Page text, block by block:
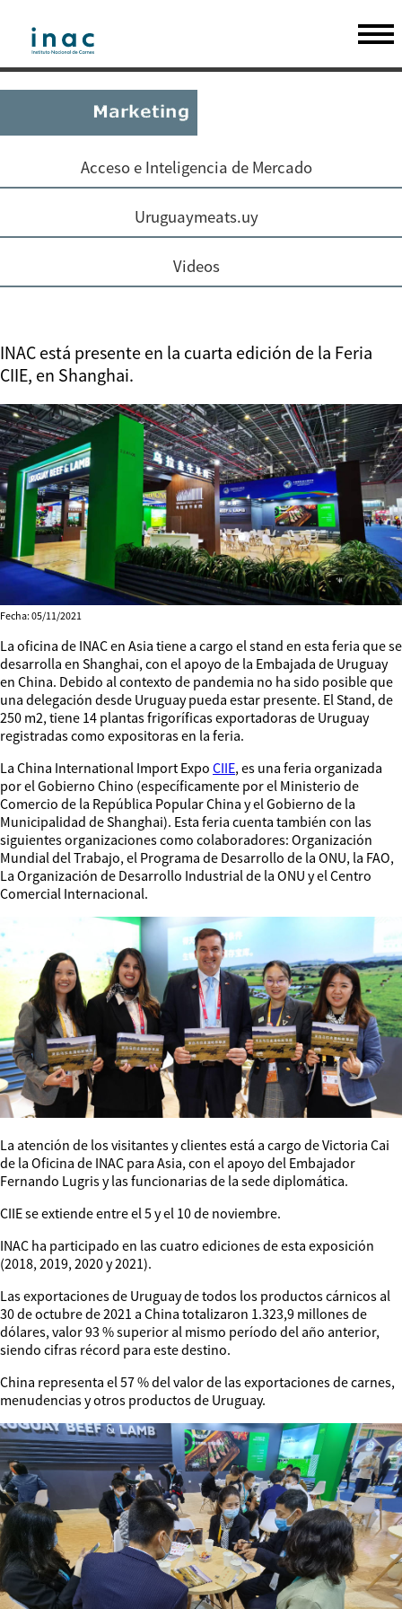
Acceso e Inteligencia de Mercado
Uruguaymeats.uy
Videos
INAC está presente en la cuarta edición de la Feria
CIIE, en Shanghai.
Fecha: 05/11/2021
La oficina de INAC en Asia tiene a cargo el stand en esta feria que se
desarrolla en Shanghai, con el apoyo de la Embajada de Uruguay
en China. Debido al contexto de pandemia no ha sido posible que
una delegación desde Uruguay pueda estar presente. El Stand, de
250 m2, tiene 14 plantas frigoríficas exportadoras de Uruguay
registradas como expositoras en la feria.
La China International Import Expo CIIE, es una feria organizada
por el Gobierno Chino (específicamente por el Ministerio de
Comercio de la República Popular China y el Gobierno de la
Municipalidad de Shanghai). Esta feria cuenta también con las
siguientes organizaciones como colaboradores: Organización
Mundial del Trabajo, el Programa de Desarrollo de la ONU, la FAO,
La Organización de Desarrollo Industrial de la ONU y el Centro
Comercial Internacional.
La atención de los visitantes y clientes está a cargo de Victoria Cai
de la Oficina de INAC para Asia, con el apoyo del Embajador
Fernando Lugris y las funcionarias de la sede diplomática.
CIIE se extiende entre el 5 y el 10 de noviembre.
INAC ha participado en las cuatro ediciones de esta exposición
(2018, 2019, 2020 y 2021).
Las exportaciones de Uruguay de todos los productos cárnicos al
30 de octubre de 2021 a China totalizaron 1.323,9 millones de
dólares, valor 93 % superior al mismo período del año anterior,
siendo cifras récord para este destino.
China representa el 57 % del valor de las exportaciones de carnes,
menudencias y otros productos de Uruguay.